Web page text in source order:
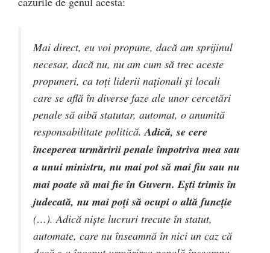
Mai direct, eu voi propune, dacă am sprijinul
necesar, dacă nu, nu am cum să trec aceste
propuneri, ca toți liderii naționali și locali
care se află în diverse faze ale unor cercetări
penale să aibă statutar, automat, o anumită
responsabilitate politică.Adică, se cere
începerea urmăririi penale împotriva mea sau
a unui ministru, nu mai pot să mai fiu sau nu
mai poate să mai fie în Guvern. Ești trimis în
judecată, nu mai poți să ocupi o altă funcție
(…). Adică niște lucruri trecute în statut,
automate, care nu înseamnă în nici un caz că